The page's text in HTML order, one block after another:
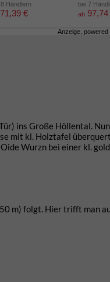
8 Händlern
71,39 €
bei 7
ab 97,74
Anzeige, powered
ins Große Höllental.
mit kl. Holztafel
Wurzn bei einer kl.
m) folgt. Hier trifft man